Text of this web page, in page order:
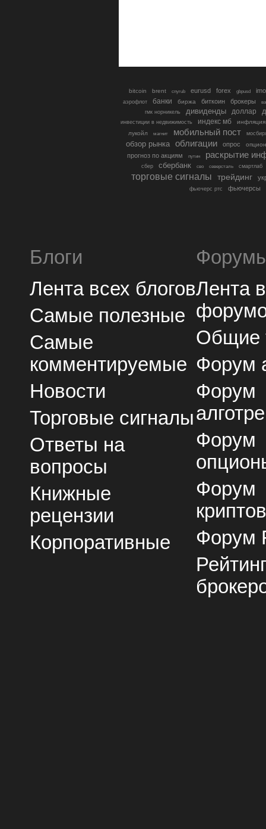
bitcoin brent cnyrub eurusd forex gbpusd
аэрофлот банки биржа биткоин брокеры
гмк норникель
дивиденды доллар
инвестиции в недвижимость индекс мб
инфляция
лукойл
магнит мобильный пост
обзор рынка облигации опрос
прогноз по акциям путин раскрытие
сбер сбербанк сво северсталь смартлаб
торговые сигналы трейдинг
фьючерс ртс фьючерсы
Блоги
Лента всех блогов
Самые полезные
Самые
комментируемые
Новости
Торговые сигналы
Ответы на
вопросы
Книжные
рецензии
Корпоративные
Лента
Общие
Форум
Форум
Форум
Форум
Форум